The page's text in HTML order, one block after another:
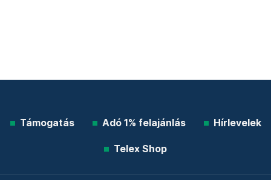
Támogatás Adó 1% felajánlás Hírlevelek
Telex Shop